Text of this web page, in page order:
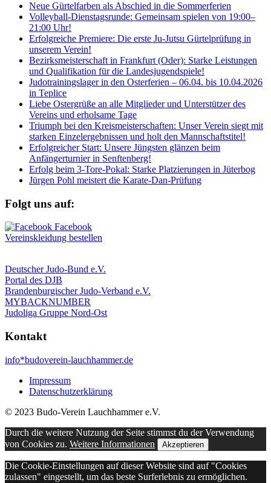
Neue Gürtelfarben als Abschied in die Sommerferien
Volleyball-Dienstagsrunde: Gemeinsam spielen von 19:00–
21:00 Uhr!
Erfolgreiche Premiere: Die erste Ju-Jutsu Gürtelprüfung in
unserem Verein!
Bezirksmeisterschaft in Frankfurt (Oder): Starke Leistungen
und Qualifikation für die Landesjugendspiele!
Judotrainingslager in den Osterferien – 06.04. bis 10.04.2026
in Teplice
Liebe Ostergrüße an alle Mitglieder und Unterstützer des
Vereins und erholsame Tage
Triumph bei den Kreismeisterschaften: Unser Verein siegt mit
starken Einzelergebnissen und holt den Mannschaftstitel!
Erfolgreicher Start: Unsere Jüngsten glänzen beim
Anfängerturnier in Senftenberg!
Erfolg beim 3-Tore-Pokal: Starke Platzierungen in Jüterbog
Jürgen Pohl meistert die Karate-Dan-Prüfung
Folgt uns auf:
Vereinskleidung bestellen
Deutscher Judo-Bund e.V.
Portal des DJB
Brandenburgischer Judo-Verband e.V.
MYBACKNUMBER
Judoliga Gruppe Nord-Ost
Kontakt
info*budoverein-lauchhammer.de
Impressum
Datenschutzerklärung
© 2023 Budo-Verein Lauchhammer e.V.
Durch die weitere Nutzung der Seite stimmst du der Verwendung
von Cookies zu. Weitere Informationen Akzeptieren
Die Cookie-Einstellungen auf dieser Website sind auf "Cookies
zulassen" eingestellt, um das beste Surferlebnis zu ermöglichen.